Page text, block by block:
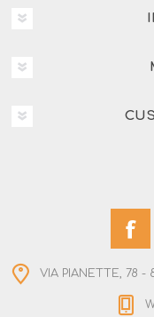
VIA PIANETTE, 78 -